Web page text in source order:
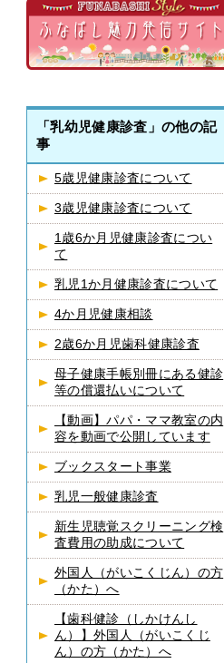
「乳幼児健康診査」の他の記
事
5歳児健康診査について
3歳児健康診査について
1歳6か月児健康診査につい
て
乳児1か月健康診査について
4か月児健康相談
2歳6か月児歯科健康診査
母子健康手帳別冊にある健診
等の償還払いについて
【動画】パパ・ママ教室の内
容を動画で公開しています
ブックスタート事業
乳児一般健康診査
新生児聴覚スクリーニング検
査費用の助成について
外国人（がいこくじん）の方
（かた）へ
【歯科健診（しかけんし
ん）】外国人（がいこくじ
ん）の方（かた）へ